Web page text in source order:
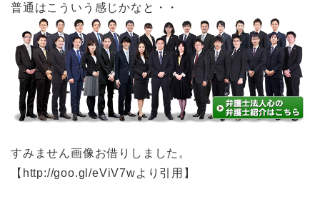
普通はこういう感じかなと・・
すみません画像お借りしました。
【http://goo.gl/eViV7wより引用】